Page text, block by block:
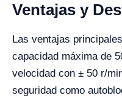
Ventajas y
Las ventajas
capacidad máxima de
velocidad con ± 50 r/
seguridad como